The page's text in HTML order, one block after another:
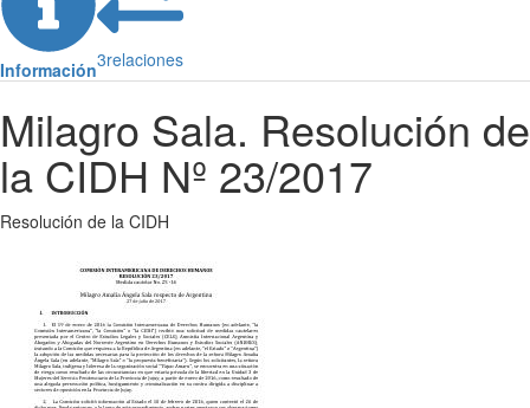
Información3relaciones
Milagro Sala. Resolución de
la CIDH Nº 23/2017
Resolución de la CIDH